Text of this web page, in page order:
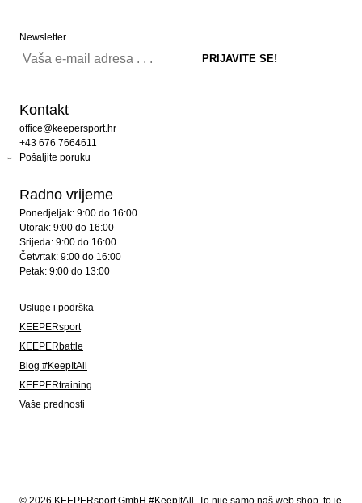
Newsletter
Kontakt
office@keepersport.hr
+43 676 7664611
Pošaljite poruku
Radno vrijeme
Ponedjeljak: 9:00 do 16:00
Utorak: 9:00 do 16:00
Srijeda: 9:00 do 16:00
Četvrtak: 9:00 do 16:00
Petak: 9:00 do 13:00
Usluge i podrška
KEEPERsport
KEEPERbattle
Blog #KeepItAll
KEEPERtraining
Vaše prednosti
© 2026 KEEPERsport GmbH #KeepItAll. To nije samo naš web shop, to je